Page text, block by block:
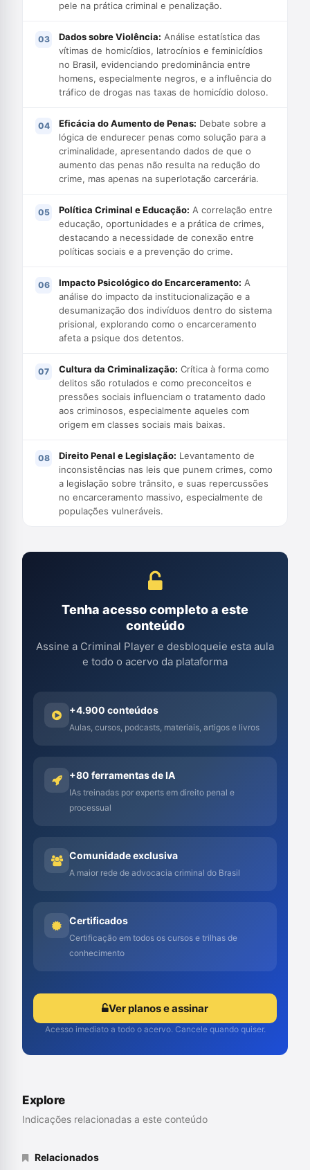
pele na prática criminal e penalização.
Dados sobre Violência: Análise estatística das
vítimas de homicídios, latrocínios e feminicídios
no Brasil, evidenciando predominância entre
homens, especialmente negros, e a influência do
tráfico de drogas nas taxas de homicídio doloso.
Eficácia do Aumento de Penas: Debate sobre a
lógica de endurecer penas como solução para a
criminalidade, apresentando dados de que o
aumento das penas não resulta na redução do
crime, mas apenas na superlotação carcerária.
Política Criminal e Educação: A correlação entre
educação, oportunidades e a prática de crimes,
destacando a necessidade de conexão entre
políticas sociais e a prevenção do crime.
Impacto Psicológico do Encarceramento: A
análise do impacto da institucionalização e a
desumanização dos indivíduos dentro do sistema
prisional, explorando como o encarceramento
afeta a psique dos detentos.
Cultura da Criminalização: Crítica à forma como
delitos são rotulados e como preconceitos e
pressões sociais influenciam o tratamento dado
aos criminosos, especialmente aqueles com
origem em classes sociais mais baixas.
Direito Penal e Legislação: Levantamento de
inconsistências nas leis que punem crimes, como
a legislação sobre trânsito, e suas repercussões
no encarceramento massivo, especialmente de
populações vulneráveis.
Tenha acesso completo a este
conteúdo
Assine a Criminal Player e desbloqueie esta aula
e todo o acervo da plataforma
+4.900 conteúdos
Aulas, cursos, podcasts, materiais, artigos e livros
+80 ferramentas de IA
IAs treinadas por experts em direito penal e
processual
Comunidade exclusiva
A maior rede de advocacia criminal do Brasil
Certificados
Certificação em todos os cursos e trilhas de
conhecimento
Ver planos e assinar
Acesso imediato a todo o acervo. Cancele quando quiser.
Explore
Indicações relacionadas a este conteúdo
Relacionados